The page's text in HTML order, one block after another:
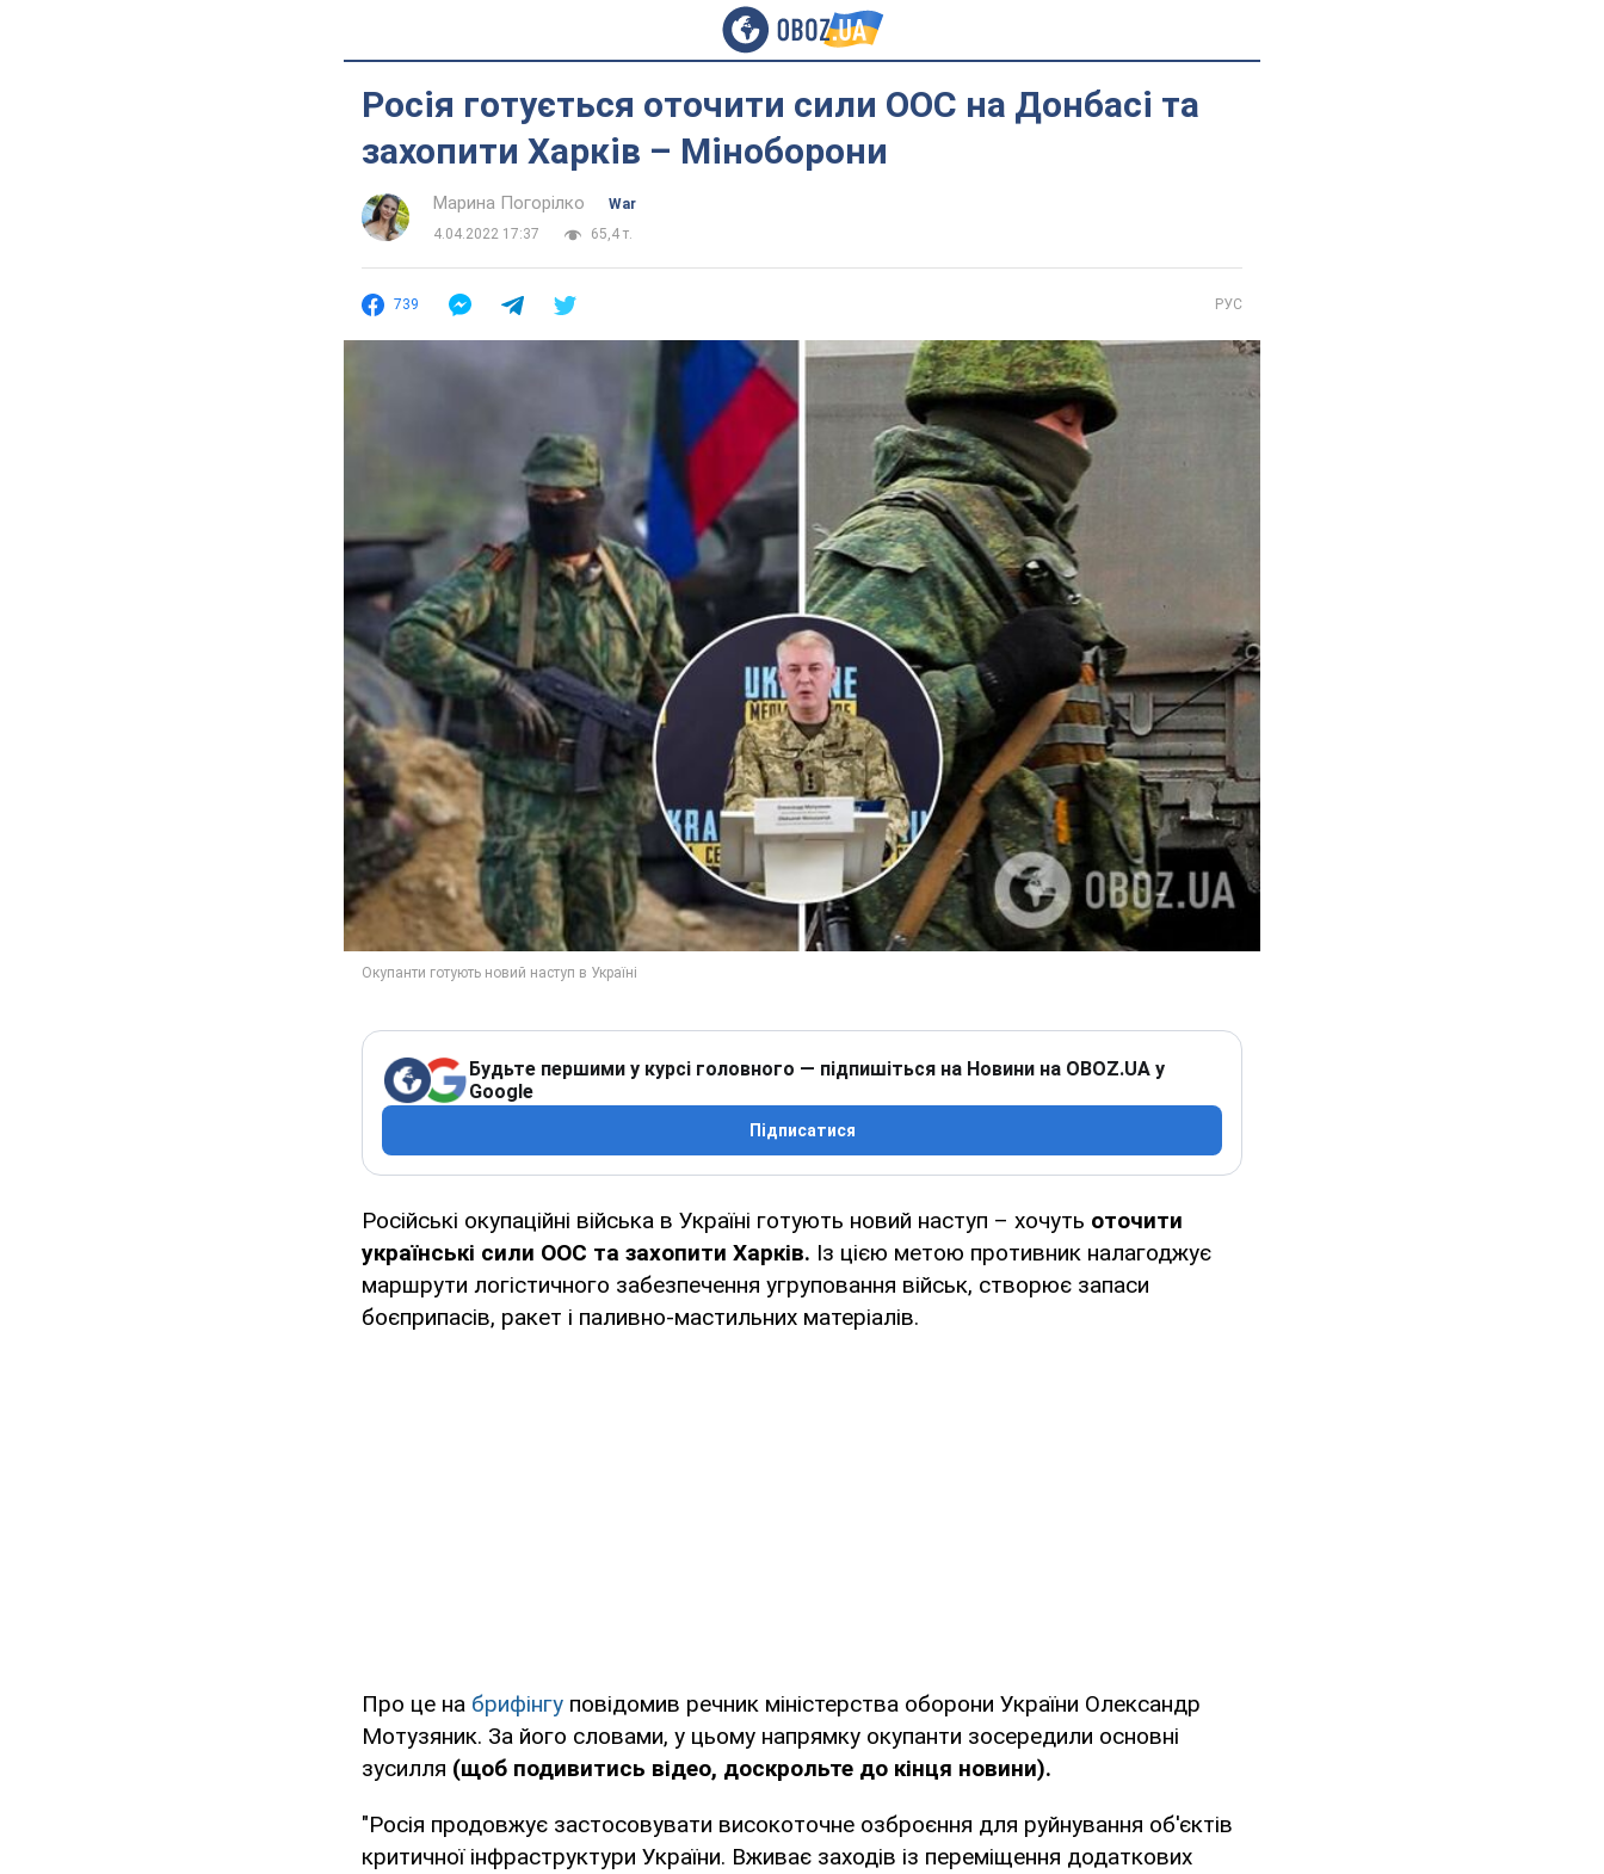
Росія готується оточити сили ООС на Донбасі та
захопити Харків – Міноборони
Марина Погорілко
War
4.04.2022 17:37
65,4 т.
739 РУС
Будьте першими у курсі головного — підпишіться на Новини на OBOZ.UA у
Google
Підписатися
Російські окупаційні війська в Україні готують новий наступ – хочуть оточити
українські сили ООС та захопити Харків. Із цією метою противник налагоджує
маршрути логістичного забезпечення угруповання військ, створює запаси
боєприпасів, ракет і паливно-мастильних матеріалів.
Про це на брифінгу повідомив речник міністерства оборони України Олександр
Мотузяник. За його словами, у цьому напрямку окупанти зосередили основні
зусилля (щоб подивитись відео, доскрольте до кінця новини).
"Росія продовжує застосовувати високоточне озброєння для руйнування об'єктів
критичної інфраструктури України. Вживає заходів із переміщення додаткових